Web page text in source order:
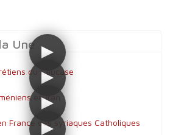
Une
du Caucase
en Iran
France des syriaques Catholiques